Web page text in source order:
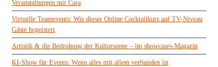
Veranstaltungen mit Cara
Virtuelle Teamevents: Wie dieser Online Cocktailkurs auf TV-Niveau
Gäste begeistert
Artistik & die Bedrohung der Kulturszene – im showcases-Magazin
KI-Show für Events: Wenn alles mit allem verbunden ist